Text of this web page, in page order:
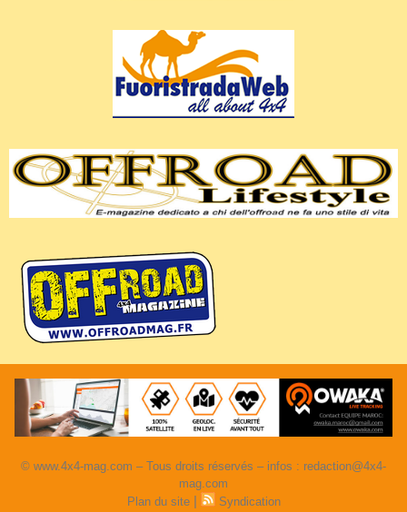
© www.4x4-mag.com – Tous droits réservés – infos : redaction@4x4-
mag.com
Plan du site | Syndication